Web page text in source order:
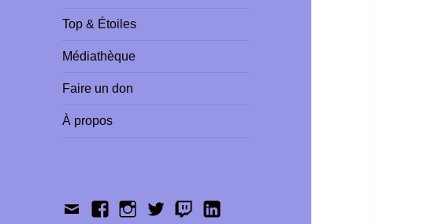
Top & Étoiles
Médiathèque
Faire un don
À propos
ContactFacebookInstagramTwitterTwitchLinkedIn